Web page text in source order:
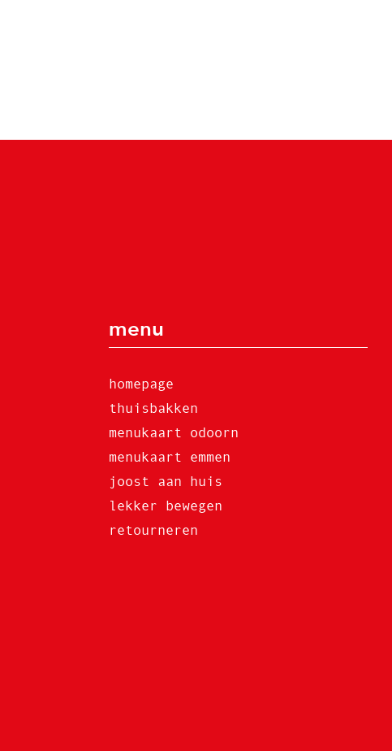
menu
homepage
thuisbakken
menukaart odoorn
menukaart emmen
joost aan huis
lekker bewegen
retourneren